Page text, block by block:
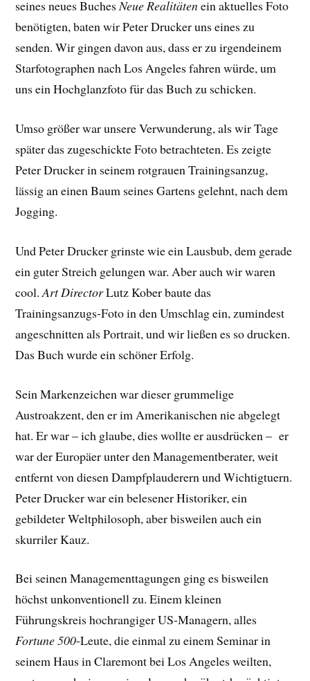
seines neues BuchesNeue Realitätenein aktuelles Foto
benötigten, baten wir Peter Drucker uns eines zu
senden. Wir gingen davon aus, dass er zu irgendeinem
Starfotographen nach Los Angeles fahren würde, um
uns ein Hochglanzfoto für das Buch zu schicken.
Umso größer war unsere Verwunderung, als wir Tage
später das zugeschickte Foto betrachteten. Es zeigte
Peter Drucker in seinem rotgrauen Trainingsanzug,
lässig an einen Baum seines Gartens gelehnt, nach dem
Jogging.
Und Peter Drucker grinste wie ein Lausbub, dem gerade
ein guter Streich gelungen war. Aber auch wir waren
cool.Art DirectorLutz Kober baute das
Trainingsanzugs-Foto in den Umschlag ein, zumindest
angeschnitten als Portrait, und wir ließen es so drucken.
Das Buch wurde ein schöner Erfolg.
Sein Markenzeichen war dieser grummelige
Austroakzent, den er im Amerikanischen nie abgelegt
hat. Er war – ich glaube, dies wollte er ausdrücken – er
war der Europäer unter den Managementberater, weit
entfernt von diesen Dampfplauderern und Wichtigtuern.
Peter Drucker war ein belesener Historiker, ein
gebildeter Weltphilosoph, aber bisweilen auch ein
skurriler Kauz.
Bei seinen Managementtagungen ging es bisweilen
höchst unkonventionell zu. Einem kleinen
Führungskreis hochrangiger US-Managern, alles
Fortune 500-Leute, die einmal zu einem Seminar in
seinem Haus in Claremont bei Los Angeles weilten,